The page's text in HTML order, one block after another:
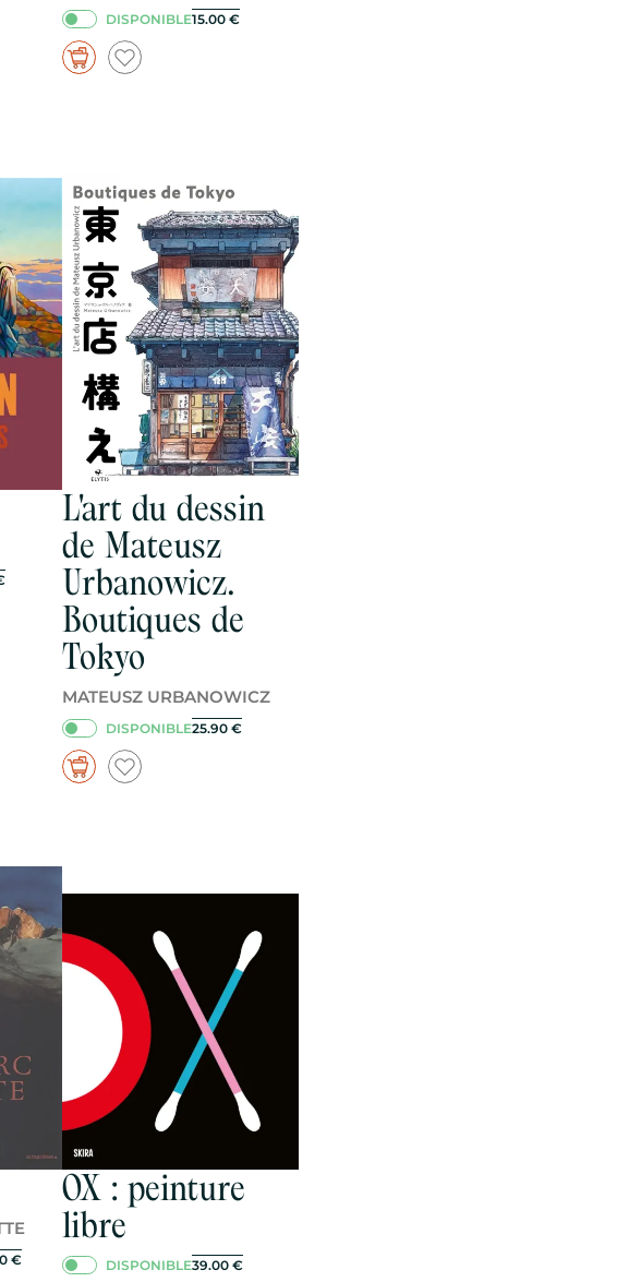
DISPONIBLE15.00 €
L'art du dessin
de Mateusz
Urbanowicz.
Boutiques de
Tokyo
MATEUSZ URBANOWICZ
DISPONIBLE25.90 €
€
OX : peinture
libre
DISPONIBLE39.00 €